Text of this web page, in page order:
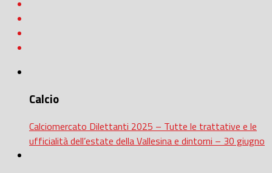
Calcio
Calciomercato Dilettanti 2025 – Tutte le trattative e le
ufficialità dell’estate della Vallesina e dintorni – 30 giugno